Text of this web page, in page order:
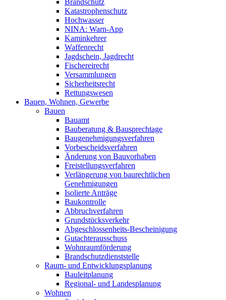
Katastrophenschutz
Hochwasser
NINA: Warn-App
Kaminkehrer
Waffenrecht
Jagdschein, Jagdrecht
Fischereirecht
Versammlungen
Sicherheitsrecht
Rettungswesen
Bauen, Wohnen, Gewerbe
Bauen
Bauamt
Bauberatung & Bausprechtage
Baugenehmigungsverfahren
Vorbescheidsverfahren
Änderung von Bauvorhaben
Freistellungsverfahren
Verlängerung von baurechtlichen
Genehmigungen
Isolierte Anträge
Baukontrolle
Abbruchverfahren
Grundstücksverkehr
Abgeschlossenheits-Bescheinigung
Gutachterausschuss
Wohnraumförderung
Brandschutzdienststelle
Raum- und Entwicklungsplanung
Bauleitplanung
Regional- und Landesplanung
Wohnen